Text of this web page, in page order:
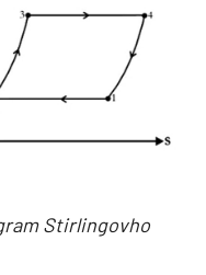
Stirlingovho